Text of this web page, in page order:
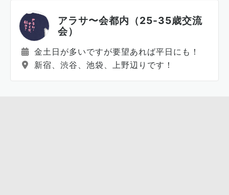
アラサ〜会都内（25-35歳交流
会）
金土日が多いですが要望あれば平日にも！
新宿、渋谷、池袋、上野辺りです！